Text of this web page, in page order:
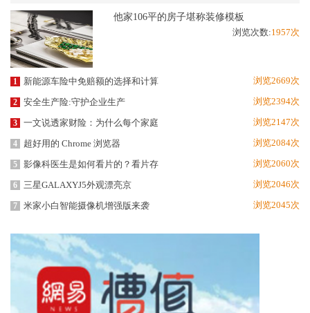
他家106平的房子堪称装修模板
浏览次数:1957次
1 新能源车险中免赔额的选择和计算 浏览2669次
2 安全生产险:守护企业生产 浏览2394次
3 一文说透家财险：为什么每个家庭 浏览2147次
4 超好用的 Chrome 浏览器 浏览2084次
5 影像科医生是如何看片的？看片存 浏览2060次
6 三星GALAXYJ5外观漂亮京 浏览2046次
7 米家小白智能摄像机增强版来袭 浏览2045次